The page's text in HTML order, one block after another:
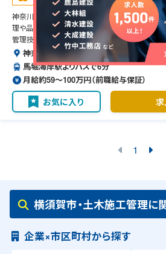
神奈川県横須賀市の土木改修工事に伴う土木施
理や品質管理、工程管理などの管理補助業務を
管理技士の資格必須となります。
神奈川県横須賀市
馬堀海岸駅よりバスで6分
月給約59〜100万円（前職給与保証）
お気に入り 求
1
横須賀市・土木施工管理に
企業×市区町村から探す